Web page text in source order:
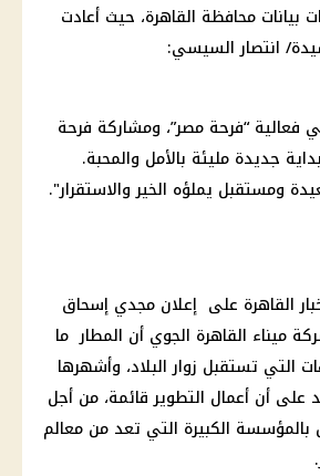
محافظة القاهرة، حيث أعادت
انتصار السيسي:
“فرحة مصر”، ومشاركة فرحة
جديدة مليئة بالأمل والمحبة.
ومستقبل يملؤه الخير والاستقرار".
القاهرة على إعلان مجدي إسحاق
ميناء القاهرة الجوي أن المطار ما
التي تستقبل زوار البلاد، وأشهرها
على أن أعمال التطوير قائمة، من أجل
الكبيرة التي تعد من معالم